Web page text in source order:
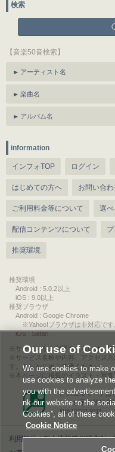
検索
【音楽50音検索】
アーティスト名
楽曲名
アルバム名
information
インフォTOP ログイン
はじめての方へ お問い合
ご利用料金等について 選
配信コンテンツについて
推奨環境
推奨環境
Android : 5.0.2以上
iOS : 9.0以上
推奨ブラウザ
Android : Google Chrome
※Yahoo!ブラウザは非対応です
iOS : Safari
サービスをご利用されるには、
サービス名称や内容、アクセス
す。あらかじめご了承ください。
本ページに掲載のイラスト・写
このエルマークは
ンツを示す登録商
RIAJ00013011
利用規約|個人情報等保護方針|
Our use of
We use cookies to make
use cookies to analyze
you with the
nk our website to the
Cookies”, all of these
Cookie Notice